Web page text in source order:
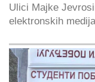
Ulici Majke
elektronskih